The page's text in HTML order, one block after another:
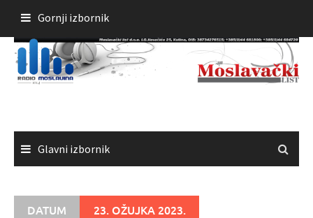
sadržaja
Gornji izbornik
Glavni izbornik
DATUM 23. OŽUJKA 2023.